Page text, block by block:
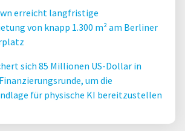
erreicht langfristige
von knapp 1.300 m² am Berliner
sich 85 Millionen US-Dollar in
um die
für physische KI bereitzustellen